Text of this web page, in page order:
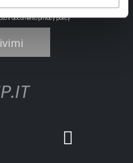
il documentoprivacy policy